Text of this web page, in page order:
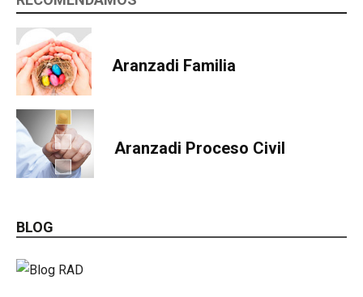
Aranzadi Familia
Aranzadi Proceso Civil
BLOG